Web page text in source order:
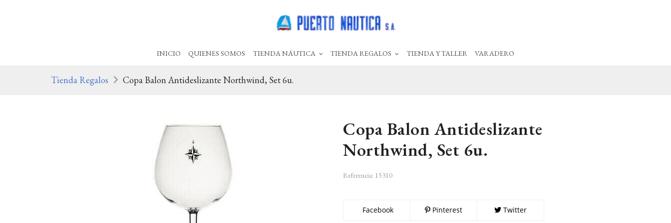
INICIO QUIENES SOMOS TIENDA NÁUTICA TIENDA REGALOS TIENDA Y TALLER VARADERO
Tienda Regalos Copa Balon Antideslizante Northwind, Set 6u.
Copa Balon Antideslizante
Northwind, Set 6u.
Referencia: 15310
Facebook Pinterest Twitter